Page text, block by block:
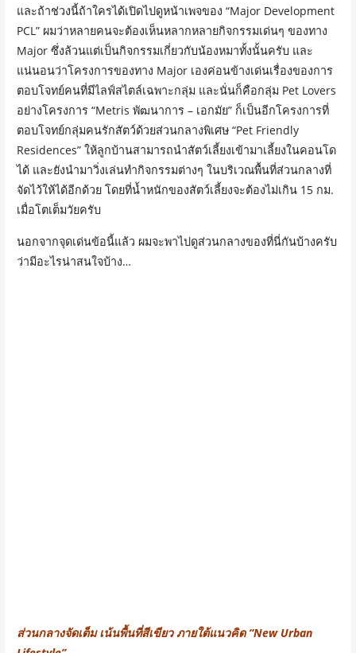
และถ้าช่วงนี้ถ้าใครได้เปิดไปดูหน้าเพจของ “Major Development
PCL” ผมว่าหลายคนจะต้องเห็นหลากหลายกิจกรรมเด่นๆ ของทาง
Major ซึ่งล้วนแต่เป็นกิจกรรมเกี่ยวกับน้องหมาทั้งนั้นครับ และ
แน่นอนว่าโครงการของทาง Major เองค่อนข้างเด่นเรื่องของการ
ตอบโจทย์คนที่มีไลฟ์สไตล์เฉพาะกลุ่ม และนั่นก็คือกลุ่ม Pet Lovers
อย่างโครงการ “Metris พัฒนาการ – เอกมัย” ก็เป็นอีกโครงการที่
ตอบโจทย์กลุ่มคนรักสัตว์ด้วยส่วนกลางพิเศษ “Pet Friendly
Residences” ให้ลูกบ้านสามารถนำสัตว์เลี้ยงเข้ามาเลี้ยงในคอนโด
ได้ และยังนำมาวิ่งเล่นทำกิจกรรมต่างๆ ในบริเวณพื้นที่ส่วนกลางที่
จัดไว้ให้ได้อีกด้วย โดยที่น้ำหนักของสัตว์เลี้ยงจะต้องไม่เกิน 15 กม.
เมื่อโตเต็มวัยครับ
นอกจากจุดเด่นข้อนี้แล้ว ผมจะพาไปดูส่วนกลางของที่นี่กันบ้างครับ
ว่ามีอะไรน่าสนใจบ้าง…
ส่วนกลางจัดเต็ม เน้นพื้นที่สีเขียว ภายใต้แนวคิด “New Urban